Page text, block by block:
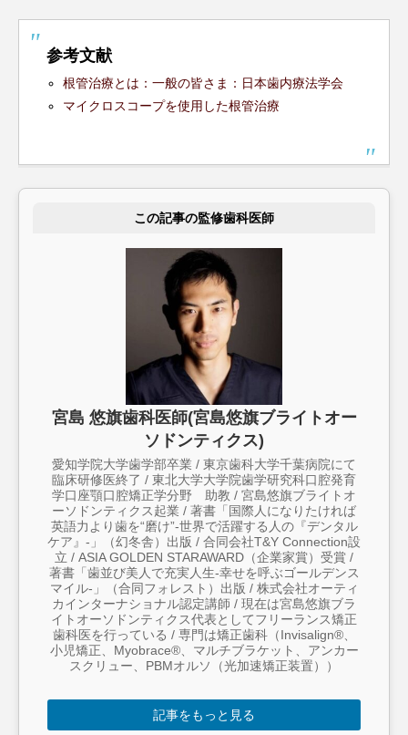
参考文献
根管治療とは：一般の皆さま：日本歯内療法学会
マイクロスコープを使用した根管治療
この記事の監修歯科医師
宮島 悠旗歯科医師(宮島悠旗ブライトオー
ソドンティクス)
愛知学院大学歯学部卒業 / 東京歯科大学千葉病院にて
臨床研修医終了 / 東北大学大学院歯学研究科口腔発育
学口座顎口腔矯正学分野 助教 / 宮島悠旗ブライトオ
ーソドンティクス起業 / 著書「国際人になりたければ
英語力より歯を“磨け”-世界で活躍する人の『デンタル
ケア』-」（幻冬舎）出版 / 合同会社T&Y Connection設
立 / ASIA GOLDEN STARAWARD（企業家賞）受賞 /
著書「歯並び美人で充実人生-幸せを呼ぶゴールデンス
マイル-」（合同フォレスト）出版 / 株式会社オーティ
カインターナショナル認定講師 / 現在は宮島悠旗ブラ
イトオーソドンティクス代表としてフリーランス矯正
歯科医を行っている / 専門は矯正歯科（Invisalign®︎、
小児矯正、Myobrace®︎、マルチブラケット、アンカー
スクリュー、PBMオルソ（光加速矯正装置））
記事をもっと見る